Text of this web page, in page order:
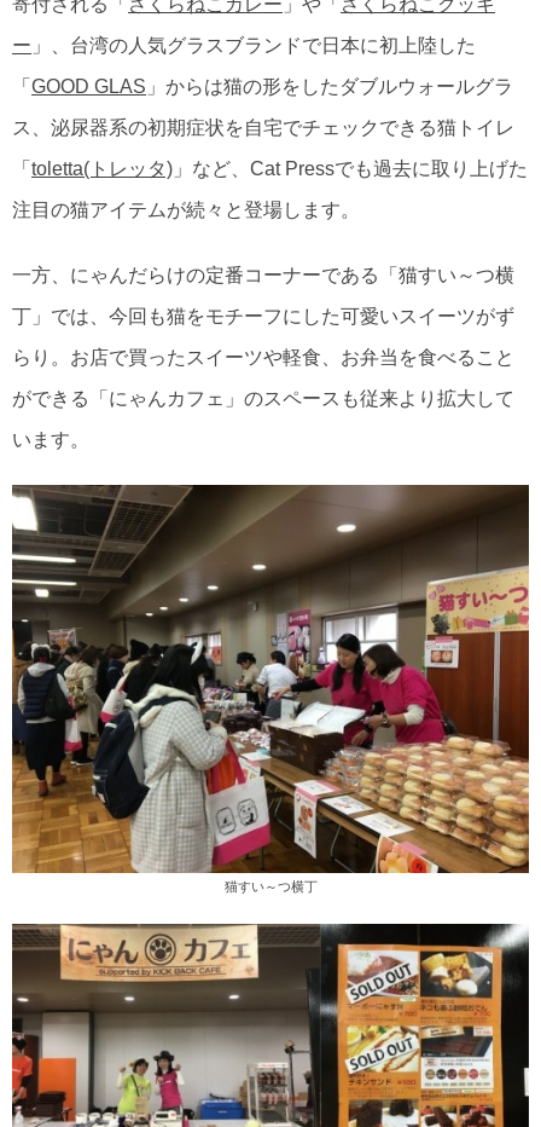
寄付される「 さくらねこカレー 」や「 さくらねこクッキ
ー 」、台湾の人気グラスブランドで日本に初上陸した
「 GOOD GLAS 」からは猫の形をしたダブルウォールグラ
ス、泌尿器系の初期症状を自宅でチェックできる猫トイレ
「 toletta(トレッタ) 」など、Cat Pressでも過去に取り上げた
注目の猫アイテムが続々と登場します。
一方、にゃんだらけの定番コーナーである「猫すい～つ横
丁」では、今回も猫をモチーフにした可愛いスイーツがず
らり。お店で買ったスイーツや軽食、お弁当を食べること
ができる「にゃんカフェ」のスペースも従来より拡大して
います。
猫すい～つ横丁